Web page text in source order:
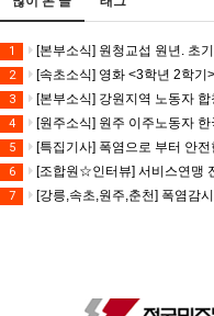
1 [본부소식] 원청교섭 원년. 초기업교섭 돌파! 모
2 [속초소식] 영화 <3학년 2학기
3 [본부소식] 강원지역 노동자 합
4 [원주소식] 원주 이주노동자 한
5 [특집기사] 폭염으로 부터 안
6 [조합원☆인터뷰] 서비스연맹 전국학교
7 [강릉,속초,원주,춘천] 폭염감